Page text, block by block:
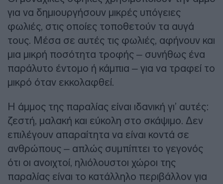
για να δημιουργήσουν μικρές υπόγειες
φωλιές, στις οποίες τοποθετούν τα αυγά
τους. Μέσα σε αυτές τις φωλιές, αφήνουν και
μια μικρή ποσότητα τροφής – συνήθως ένα
παράλυτο έντομο ή κάμπια – για να τραφεί το
μικρό όταν εκκολαφθεί.
Η άμμος της παραλίας είναι ιδανική γι’ αυτές:
ζεστή, μαλακή και εύκολη στο σκάψιμο. Δεν
επιλέγουν απαραίτητα να είναι κοντά σε
ανθρώπους – απλώς συμπίπτει το γεγονός
ότι οι ανοιχτοί, ηλιόλουστοι χώροι της
παραλίας είναι το κατάλληλο περιβάλλον για